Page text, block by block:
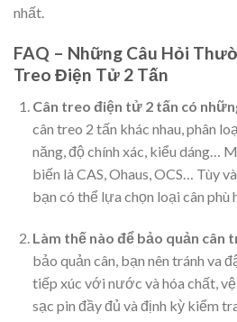
nhất.
FAQ – Những Câu Hỏi
Treo Điện Tử 2 Tấn
Cân treo điện tử 2 tấn có
cân treo 2 tấn khác nhau, phân
năng, độ chính xác, kiểu dáng…
biến là CAS, Ohaus, OCS… Tùy
bạn có thể lựa chọn loại cân phù
Làm thế nào để bảo quản cân
bảo quản cân, bạn nên tránh va
tiếp xúc với nước và hóa chất,
sạc pin đầy đủ và định kỳ kiểm